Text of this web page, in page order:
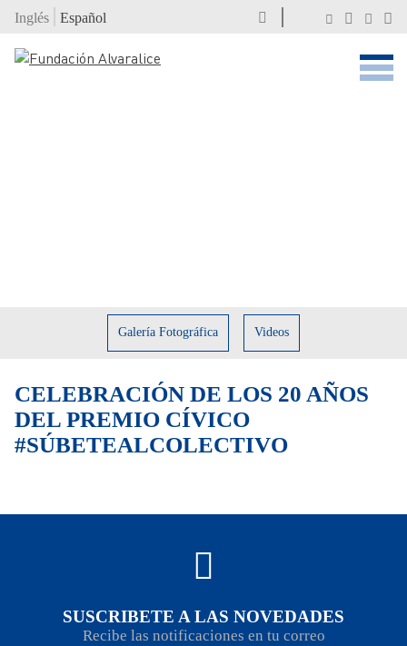
Inglés Español
Galería Fotográfica Videos
CELEBRACIÓN DE LOS 20 AÑOS
DEL PREMIO CÍVICO
#SÚBETEALCOLECTIVO
SUSCRIBETE A LAS NOVEDADES
Recibe las notificaciones en tu correo